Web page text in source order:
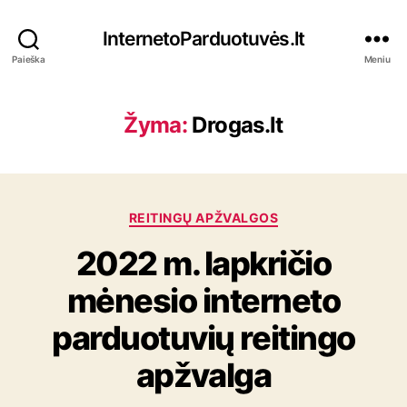
Paieška
InternetoParduotuvės.lt
Meniu
Žyma: Drogas.lt
K
t
e
g
o
r
i
j
REITINGŲ APŽVALGOS
2022 m. lapkričio
mėnesio interneto
parduotuvių reitingo
apžvalga